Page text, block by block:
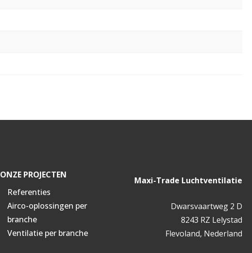
ONZE PROJECTEN
Referenties
Airco-oplossingen per
branche
Ventilatie per branche
Maxi-Trade Luchtventilatie
Dwarsvaartweg 2 D
8243 RZ Lelystad
Flevoland, Nederland